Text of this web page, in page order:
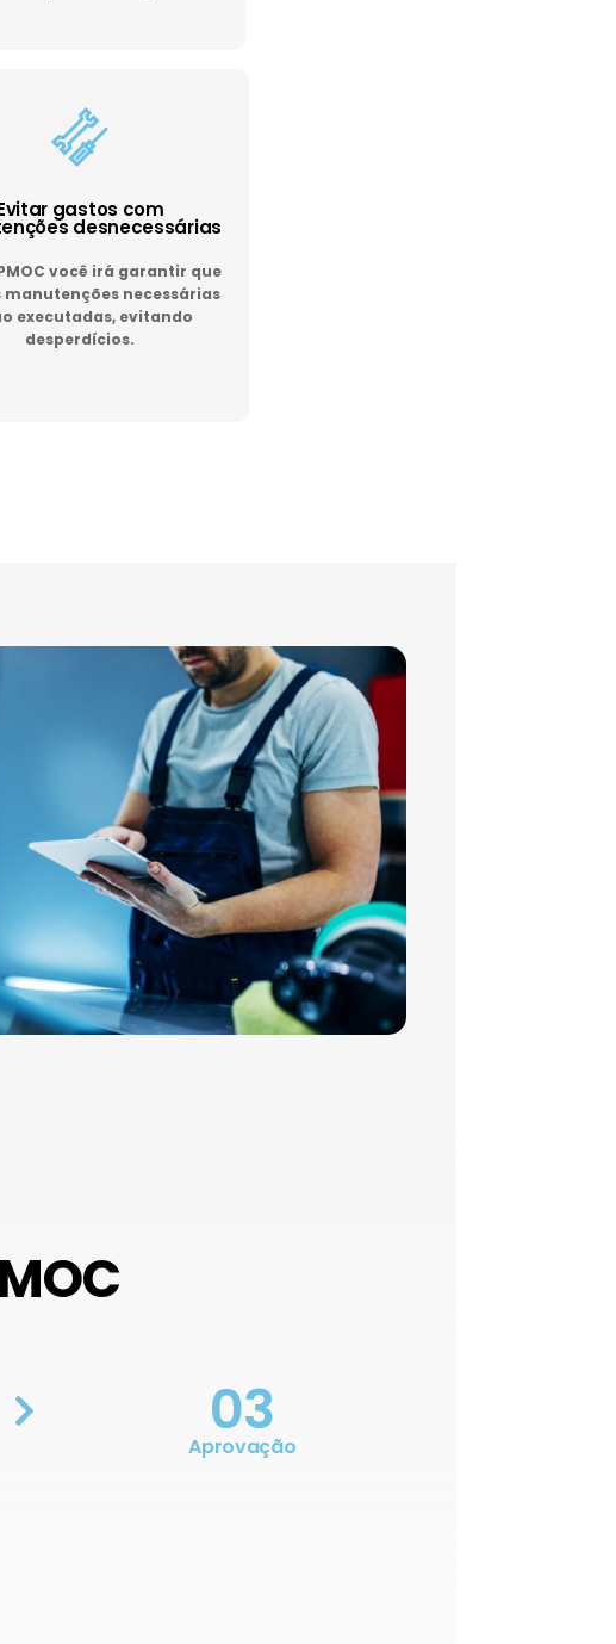
gastos com
desnecessárias
você irá garantir que
manutenções necessárias
executadas, evitando
desperdícios.
03
Aprovação